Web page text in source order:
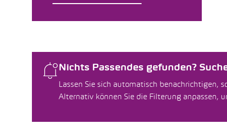
Nichts Passendes gefunden?
Lassen Sie sich automatisch benachrichtigen,
Alternativ können Sie die Filterung anpassen,